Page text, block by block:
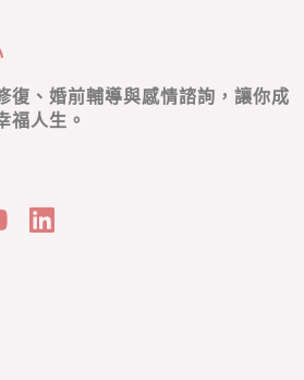
復、婚前輔導與感情諮詢，讓你成
福人生。